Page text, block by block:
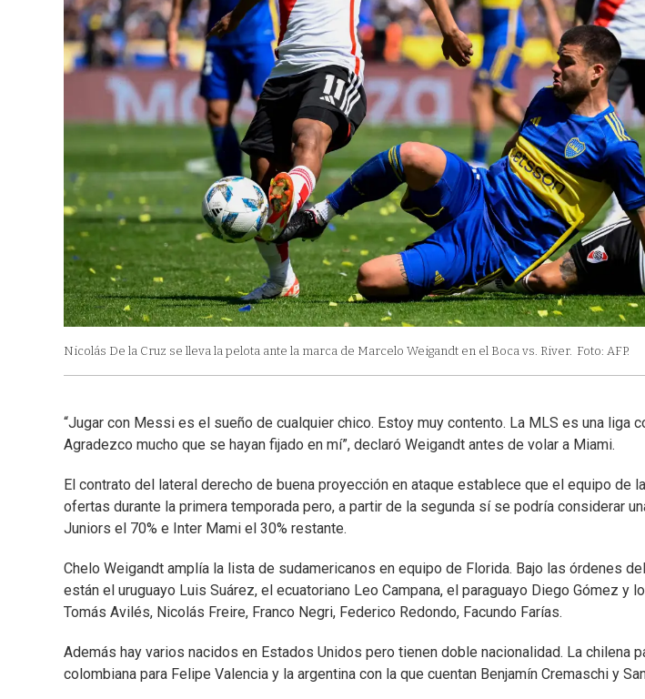
Nicolás De la Cruz se lleva la pelota ante la marca de Marcelo Weigandt en el Boca vs. River. Foto: AFP.
“Jugar con Messi es el sueño de cualquier chico. Estoy muy contento. La MLS es una liga
Agradezco mucho que se hayan fijado en mí”, declaró Weigandt antes de volar a Miami.
El contrato del lateral derecho de buena proyección en ataque establece que el equipo de
ofertas durante la primera temporada pero, a partir de la segunda sí se podría considerar
Juniors el 70% e Inter Mami el 30% restante.
Chelo Weigandt amplía la lista de sudamericanos en equipo de Florida. Bajo las órdenes
están el uruguayo Luis Suárez, el ecuatoriano Leo Campana, el paraguayo Diego Gómez y
Tomás Avilés, Nicolás Freire, Franco Negri, Federico Redondo, Facundo Farías.
Además hay varios nacidos en Estados Unidos pero tienen doble nacionalidad. La chilena
colombiana para Felipe Valencia y la argentina con la que cuentan Benjamín Cremaschi y